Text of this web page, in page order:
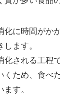
化に時間がか
ます。
化される工程
くため、食べ
す。